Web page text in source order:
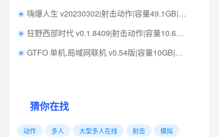
嗨爆人生 v20230302|射击动作|容量49.1GB|免安装绿色汉化版|支持键盘.鼠标.手柄
狂野西部时代 v0.1.8409|射击动作|容量10.6GB|免安装绿色中文版|支持键盘.鼠标.手柄
GTFO 单机.局域网联机 v0.54版|容量10GB|内置简中汉化|支持键盘.鼠标.手柄|赠局域网联机教程
猜你在找
动作 多人 大型多人在线 射击
模拟